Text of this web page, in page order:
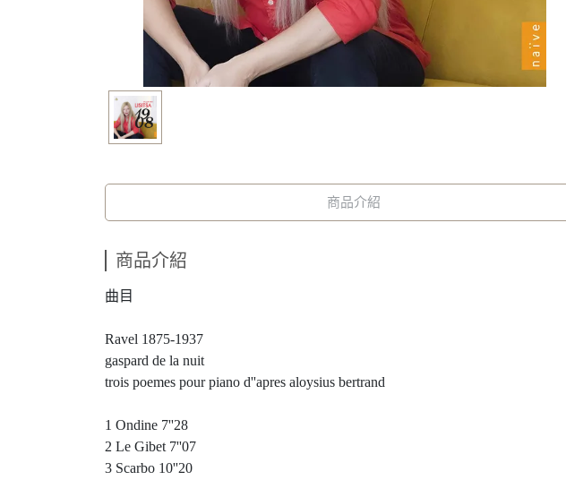
商品介紹
商品介紹
曲目
Ravel 1875-1937
gaspard de la nuit
trois poemes pour piano d''apres aloysius bertrand
1 Ondine 7''28
2 Le Gibet 7''07
3 Scarbo 10''20